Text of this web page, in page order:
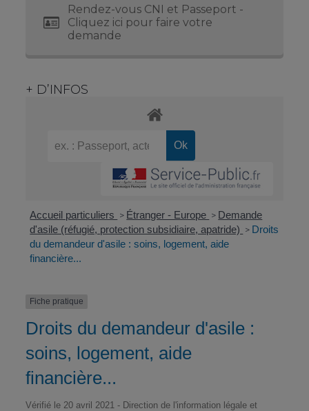
Rendez-vous CNI et Passeport -
Cliquez ici pour faire votre
demande
+ D’INFOS
Accueil particuliers > Étranger - Europe > Demande
d'asile (réfugié, protection subsidiaire, apatride) > Droits
du demandeur d'asile : soins, logement, aide
financière...
Fiche pratique
Droits du demandeur d'asile :
soins, logement, aide
financière...
Vérifié le 20 avril 2021 - Direction de l'information légale et